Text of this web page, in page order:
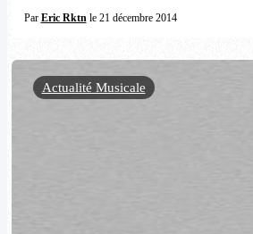
Par Eric Rktnle 21 décembre 2014
Actualité Musicale